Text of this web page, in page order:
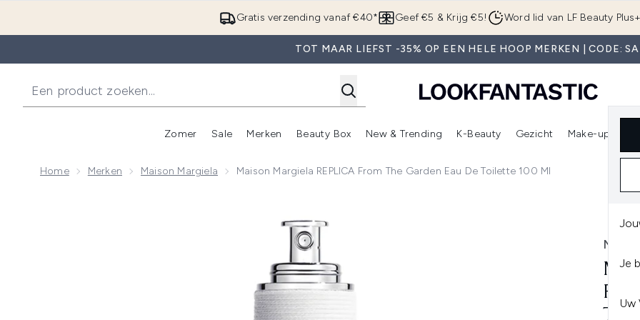
Overslaan naar de hoofdinhoud
Gratis verzending vanaf €40* Geef €5 & Krijg €5! Word lid van LF Beauty Plus+
TOT MAAR LIEFST -35% OP EEN HELE HOOP MERKEN | CODE:
Je
Uw
Zomer
Enter submenu (Zomer)
Sale
Enter submenu (Sale)
Merken
Enter submenu (Merken)
Beauty Box
Enter submenu (Beauty Box)
New & Trending
Enter submenu (New & Trending)
K-Beauty
Enter submenu (K-Beauty)
Gezicht Make-up
Home Merken Maison Margiela Maison Margiela REPLICA From The Garden Eau De Toilette 100 Ml